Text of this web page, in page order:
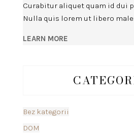
Curabitur aliquet quam id dui
Nulla quis lorem ut libero
LEARN MORE
Bez kategorii
DOM